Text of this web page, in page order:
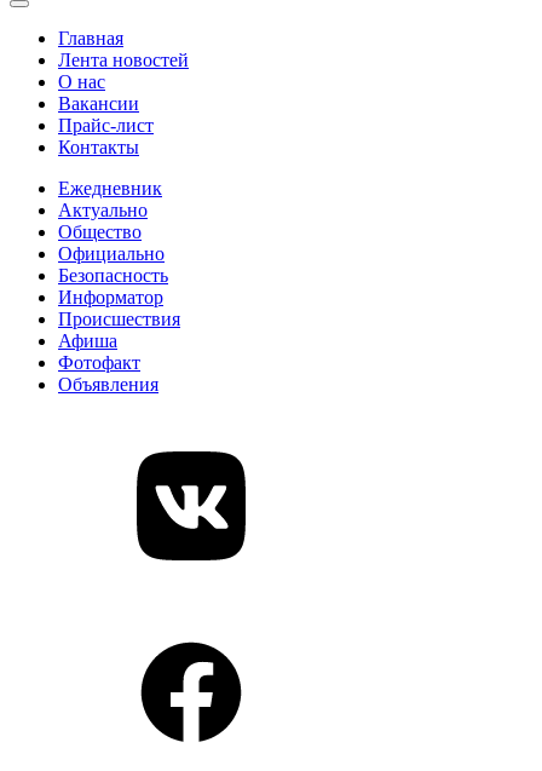
Главная
Лента новостей
О нас
Вакансии
Прайс-лист
Контакты
Ежедневник
Актуально
Общество
Официально
Безопасность
Информатор
Происшествия
Афиша
Фотофакт
Объявления